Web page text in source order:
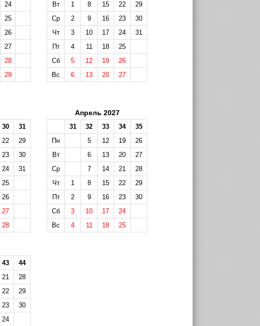
24
25
26
27
28
29
Вт
1 8 15 22
29
Ср
2 9 16 23
30
Чт
3 10 17 24
31
Пт
4 11 18
25
Сб
5 12 19
26
Вс
6 13 20 27
30
31
22
29
23
30
24
31
25
26
27
28
Апрель 2027
31 32 33 34
35
Пн
5 12 19
26
Вт
6 13 20
27
Ср
7 14 21
28
Чт
1 8 15 22
29
Пт
2 9 16 23
30
Сб
3 10 17
24
Вс
4 11 18 25
43
44
21
28
22
29
23
30
24